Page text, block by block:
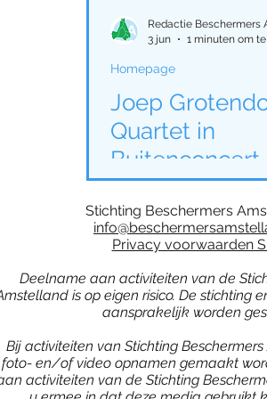
Nieuwsbrief Amstelland
Middelpolder
Nieuwsbrieven Weidevogels
Vecht Amstellandontmoeting
Redactie Beschermers
3 jun
1 minuten om
Homepage
Joep
Quartet in
Buitenconcert
Wester-
Stichting Beschermers
Privacy voorwaarden
Deelname aan activiteiten van de
is op eigen risico. De stichting
aansprakelijk worden
Bij activiteiten van Stichting
foto- en/of video opnamen gemaakt
activiteiten van de Stichting